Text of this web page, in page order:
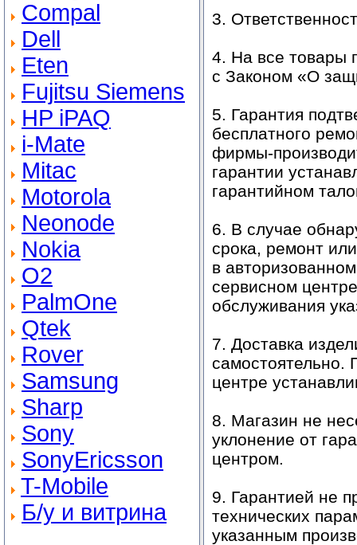
Compal
Dell
Eten
Fujitsu Siemens
HP iPAQ
i-Mate
Mitac
Motorola
Neonode
Nokia
O2
PalmOne
Qtek
Rover
Samsung
Sharp
Sony
SonyEricsson
T-Mobile
Б/у и витрина
3.
4. На все товары
с Законом «О
5. Гарантия
бесплатного
фирмы-
гарантии
гарантийном
6. В случае
срока, ремонт
в
сервисном
обслуживания
7. Доставка
самостоятельно.
центре
8. Магазин не
уклонение от
центром.
9. Гарантией не
технических
указанным